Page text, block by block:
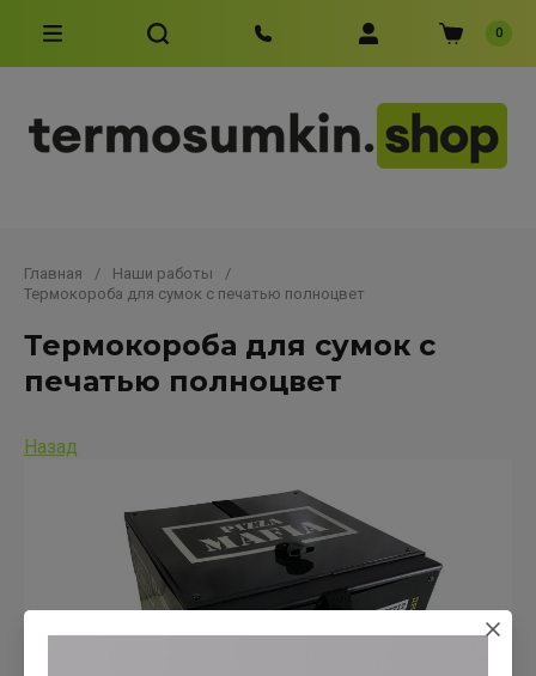
0
Главная / Наши работы
/
Термокороба для сумок с печатью полноцвет
Термокороба для сумок с
печатью полноцвет
Назад